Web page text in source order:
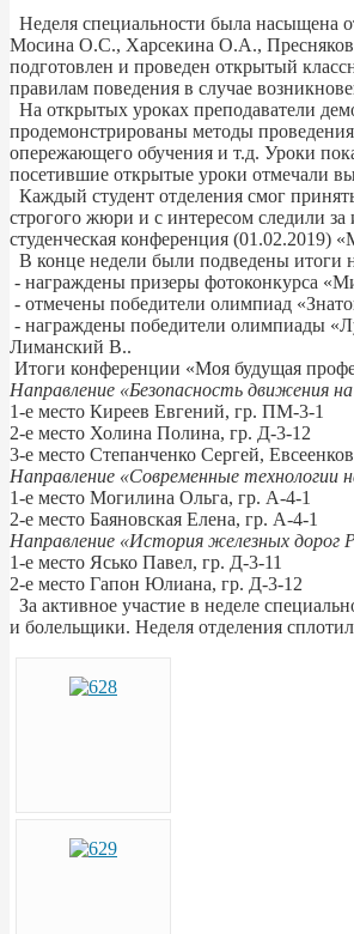
Неделя специальности была
Мосина О.С., Харсекина О.А.,
подготовлен и проведен открытый
правилам поведения в случае
На открытых уроках преподаватели
продемонстрированы методы
опережающего обучения и т.д. Уроки
посетившие открытые уроки отмечали
Каждый студент отделения смог
строгого жюри и с интересом следили
студенческая конференция (01.02.2019)
В конце недели были подведены итоги
- награждены призеры фотоконкурса
- отмечены победители олимпиад
- награждены победители олимпиады
Лиманский В..
Итоги конференции «Моя будущая
Направление «Безопасность движения
1-е место Киреев Евгений, гр. ПМ-3-1
2-е место Холина Полина, гр. Д-3-12
3-е место Степанченко Сергей,
Направление «Современные
1-е место Могилина Ольга, гр. А-4-1
2-е место Баяновская Елена, гр. А-4-1
Направление «История железных дорог
1-е место Ясько Павел, гр. Д-3-11
2-е место Гапон Юлиана, гр. Д-3-12
За активное участие в неделе
и болельщики. Неделя отделения